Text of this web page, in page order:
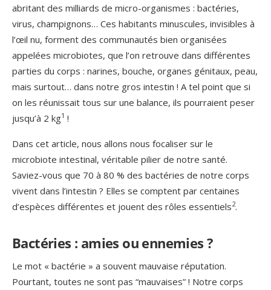
abritant des milliards de micro-organismes : bactéries,
virus, champignons… Ces habitants minuscules, invisibles à
l’œil nu, forment des communautés bien organisées
appelées microbiotes, que l’on retrouve dans différentes
parties du corps : narines, bouche, organes génitaux, peau,
mais surtout… dans notre gros intestin ! A tel point que si
on les réunissait tous sur une balance, ils pourraient peser
jusqu’à 2 kg1 !
Dans cet article, nous allons nous focaliser sur le
microbiote intestinal, véritable pilier de notre santé.
Saviez-vous que 70 à 80 % des bactéries de notre corps
vivent dans l’intestin ? Elles se comptent par centaines
d’espèces différentes et jouent des rôles essentiels2.
Bactéries : amies ou ennemies ?
Le mot « bactérie » a souvent mauvaise réputation.
Pourtant, toutes ne sont pas “mauvaises” ! Notre corps